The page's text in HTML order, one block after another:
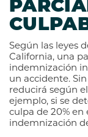
Según las leyes
California, una
indemnización
un accidente.
reducirá según
ejemplo, si se
culpa de 20% en
indemnización